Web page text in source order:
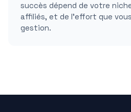
succès dépend de votre
affiliés, et de l'effort que
gestion.